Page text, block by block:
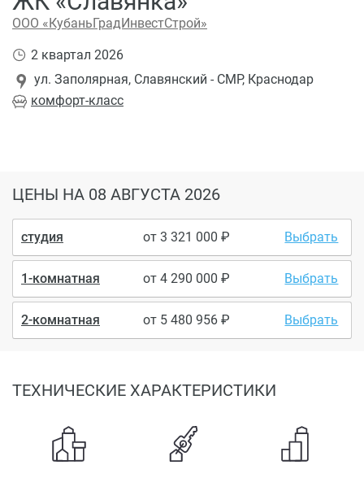
ООО «КубаньГрадИнвестСтрой»
комфорт-класс
ул. Заполярная, Славянский - СМР, Краснодар
2 квартал 2026
ЦЕНЫ НА 08 АВГУСТА 2026
студия от3 321 000 Выбрать
1-комнатная от4 290 000 Выбрать
2-комнатная от 5 480 956 Выбрать
ТЕХНИЧЕСКИЕ ХАРАКТЕРИСТИКИ